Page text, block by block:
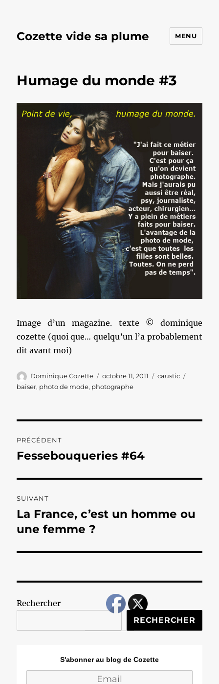
Cozette vide sa plume MENU
Humage du monde #3
Image d’un magazine. texte © dominique
cozette (quoi que… quelqu’un l’a probablement
dit avant moi)
Auteur
Dominique Cozette
Publié
le
octobre 11, 2011 Catégories
caustic
baiser, photo de mode, photographe
de
PRÉCÉDENT
Publication
Fessebouqueries #64
SUIVANT
Publication
suivante :
La France, c’est un homme ou
une femme ?
Rechercher
RECHERCHER
S'abonner au blog de Cozette